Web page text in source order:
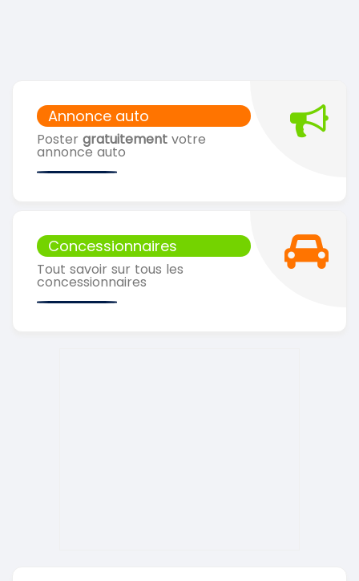
Annonce auto
Poster gratuitement votre
annonce auto
Concessionnaires
Tout savoir sur tous les
concessionnaires